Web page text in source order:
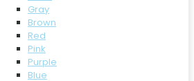
Gray
Brown
Red
Pink
Purple
Blue